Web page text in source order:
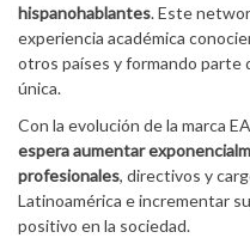
hispanohablantes. Este
experiencia académica
otros países y formando parte
única.
Con la evolución de la marca
espera aumentar
profesionales, directivos y
Latinoamérica e incrementar
positivo en la sociedad.